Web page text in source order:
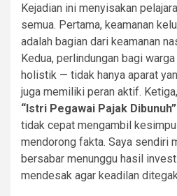
Kejadian ini menyisakan
semua. Pertama, keamanan
adalah bagian dari keamanan
Kedua, perlindungan bagi
holistik — tidak hanya aparat
juga memiliki peran aktif.
“Istri Pegawai Pajak Dibunuh”
tidak cepat mengambil
mendorong fakta. Saya sendiri
bersabar menunggu hasil
mendesak agar keadilan